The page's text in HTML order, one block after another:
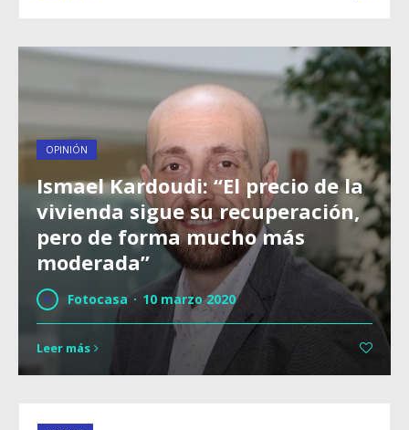
OPINIÓN
Ismael Kardoudi: “El precio de la
vivienda sigue su recuperación,
pero de forma mucho más
moderada”
Fotocasa · 10 marzo 2020
Leer más